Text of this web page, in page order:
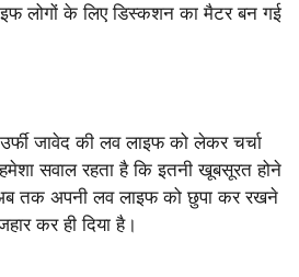
लोगों के लिए डिस्कशन का मैटर बन गई
जावेद की लव लाइफ को लेकर चर्चा
सवाल रहता है कि इतनी खूबसूरत होने
तक अपनी लव लाइफ को छुपा कर रखने
कर ही दिया है।